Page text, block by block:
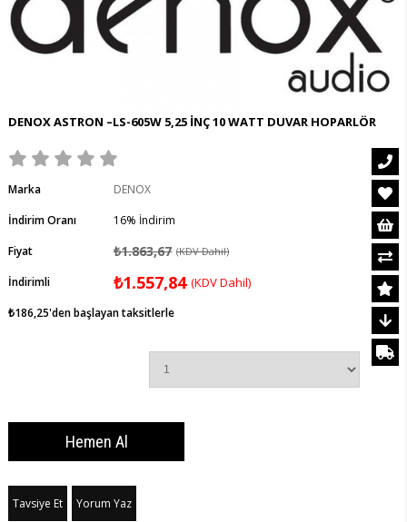
DENOX ASTRON –LS-605W 5,25 İNÇ 10 WATT DUVAR HOPARLÖR
Marka
DENOX
İndirim Oranı
%
16
İndirim
Fiyat
₺1.863,67 (KDV Dahil)
İndirimli ₺1.557,84 (KDV Dahil)
₺186,25'den başlayan taksitlerle
Tavsiye Et Yorum Yaz